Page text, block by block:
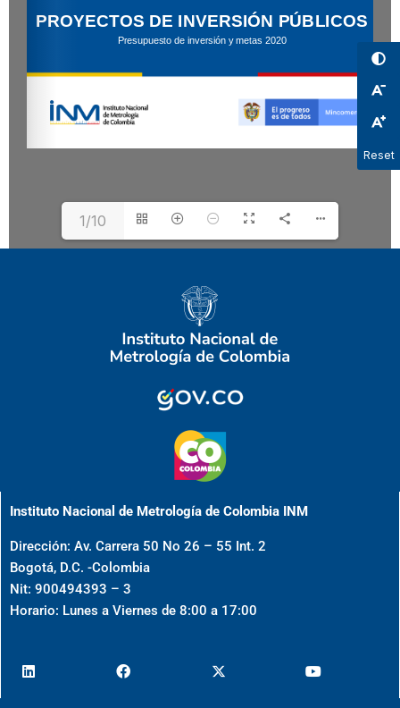
Reset
1/10
Instituto Nacional de Metrología de Colombia INM
Dirección: Av. Carrera 50 No 26 – 55 Int. 2
Bogotá, D.C. -Colombia
Nit: 900494393 – 3
Horario: Lunes a Viernes de 8:00 a 17:00